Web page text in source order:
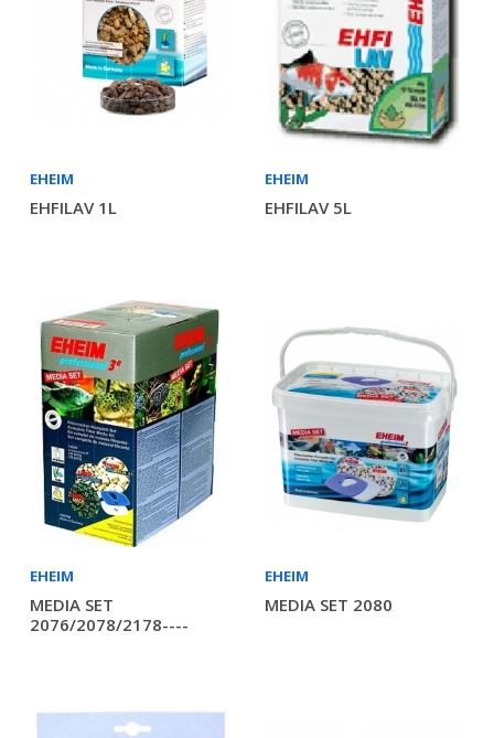
EHEIM
EHFILAV 1L
EHEIM
EHFILAV 5L
EHEIM
MEDIA SET
2076/2078/2178----
EHEIM
MEDIA SET 2080